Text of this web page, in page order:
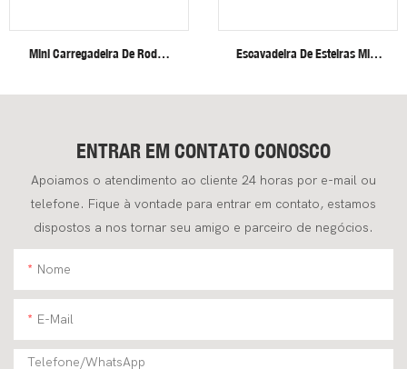
Mini Carregadeira De Rodas
Estado De Nova.
Escavadeira De Esteiras Mini
De 4 Toneladas, Para
ENTRAR EM CONTATO CONOSCO
Apoiamos o atendimento ao cliente 24 horas por e-mail ou
telefone. Fique à vontade para entrar em contato, estamos
dispostos a nos tornar seu amigo e parceiro de negócios.
Nome
E-Mail
Telefone/WhatsApp